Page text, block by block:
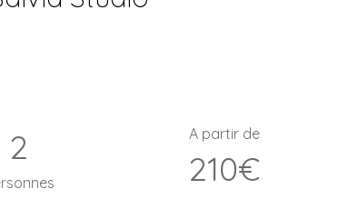
2 A partir de
210€